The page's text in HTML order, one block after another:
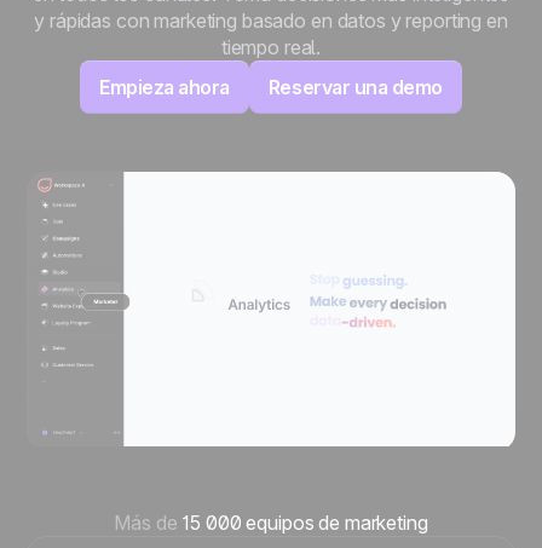
y rápidas con marketing basado en datos y reporting en
tiempo real.
Empieza ahora
Reservar una demo
Más de 15 000 equipos de marketing